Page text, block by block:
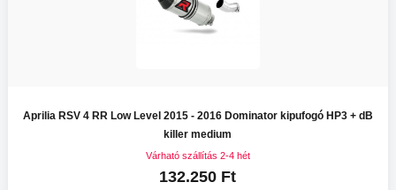
Aprilia RSV 4 RR Low Level 2015 - 2016 Dominator kipufogó HP3 + dB
killer medium
Várható szállítás 2-4 hét
132.250 Ft